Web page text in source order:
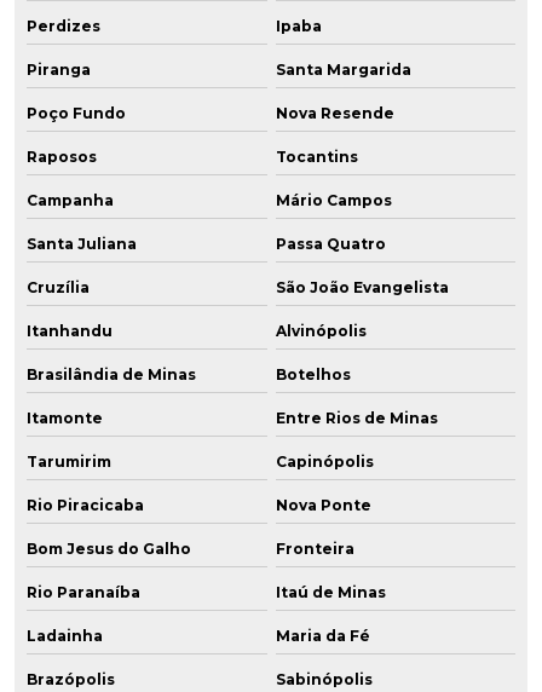
Perdizes Ipaba
Piranga Santa Margarida
Poço Fundo Nova Resende
Raposos Tocantins
Campanha Mário Campos
Santa Juliana Passa Quatro
Cruzília São João Evangelista
Itanhandu Alvinópolis
Brasilândia de Minas Botelhos
Itamonte Entre Rios de Minas
Tarumirim Capinópolis
Rio Piracicaba Nova Ponte
Bom Jesus do Galho Fronteira
Rio Paranaíba Itaú de Minas
Ladainha Maria da Fé
Brazópolis Sabinópolis